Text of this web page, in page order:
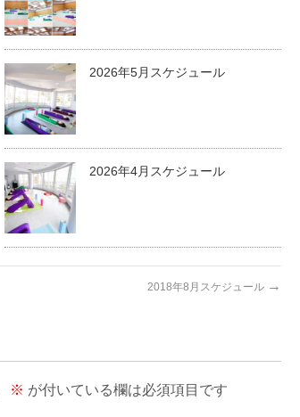
2026年5月スケジュール
2026年4月スケジュール
2018年8月スケジュール →
※ が付いている欄は必須項目です